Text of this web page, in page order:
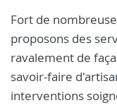
Fort de
proposons des
ravalement de
savoir-faire
interventions